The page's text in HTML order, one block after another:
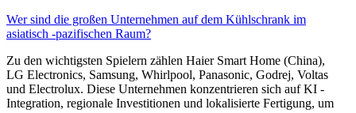
Wer sind die großen Unternehmen auf dem Kühlschrank im
asiatisch -pazifischen Raum?
Zu den wichtigsten Spielern zählen Haier Smart Home (China),
LG Electronics, Samsung, Whirlpool, Panasonic, Godrej, Voltas
und Electrolux. Diese Unternehmen konzentrieren sich auf KI -
Integration, regionale Investitionen und lokalisierte Fertigung, um